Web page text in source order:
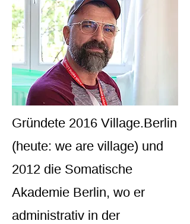
Gründete 2016 Village.Berlin
(heute: we are village) und
2012 die Somatische
Akademie Berlin, wo er
administrativ in der